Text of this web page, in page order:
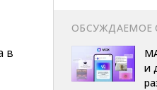
в
ОБСУЖДАЕМОЕ
и